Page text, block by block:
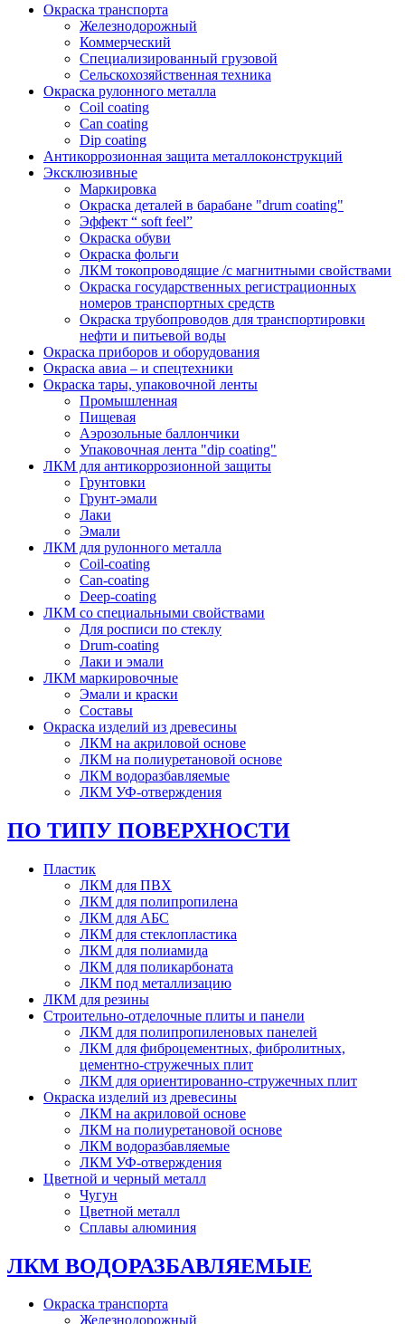
Окраска транспорта
Железнодорожный
Коммерческий
Специализированный грузовой
Сельскохозяйственная техника
Окраска рулонного металла
Coil coating
Can coating
Dip coating
Антикоррозионная защита металлоконструкций
Эксклюзивные
Маркировка
Окраска деталей в барабане "drum coating"
Эффект “ soft feel”
Окраска обуви
Окраска фольги
ЛКМ токопроводящие /с магнитными свойствами
Окраска государственных регистрационных
номеров транспортных средств
Окраска трубопроводов для транспортировки
нефти и питьевой воды
Окраска приборов и оборудования
Окраска авиа – и спецтехники
Окраска тары, упаковочной ленты
Промышленная
Пищевая
Аэрозольные баллончики
Упаковочная лента "dip coating"
ЛКМ для антикоррозионной защиты
Грунтовки
Грунт-эмали
Лаки
Эмали
ЛКМ для рулонного металла
Coil-coating
Can-coating
Deep-coating
ЛКМ со специальными свойствами
Для росписи по стеклу
Drum-coating
Лаки и эмали
ЛКМ маркировочные
Эмали и краски
Составы
Окраска изделий из древесины
ЛКМ на акриловой основе
ЛКМ на полиуретановой основе
ЛКМ водоразбавляемые
ЛКМ УФ-отверждения
ПО ТИПУ ПОВЕРХНОСТИ
Пластик
ЛКМ для ПВХ
ЛКМ для полипропилена
ЛКМ для АБС
ЛКМ для стеклопластика
ЛКМ для полиамида
ЛКМ для поликарбоната
ЛКМ под металлизацию
ЛКМ для резины
Строительно-отделочные плиты и панели
ЛКМ для полипропиленовых панелей
ЛКМ для фиброцементных, фибролитных,
цементно-стружечных плит
ЛКМ для ориентированно-стружечных плит
Окраска изделий из древесины
ЛКМ на акриловой основе
ЛКМ на полиуретановой основе
ЛКМ водоразбавляемые
ЛКМ УФ-отверждения
Цветной и черный металл
Чугун
Цветной металл
Сплавы алюминия
ЛКМ ВОДОРАЗБАВЛЯЕМЫЕ
Окраска транспорта
Железнодорожный